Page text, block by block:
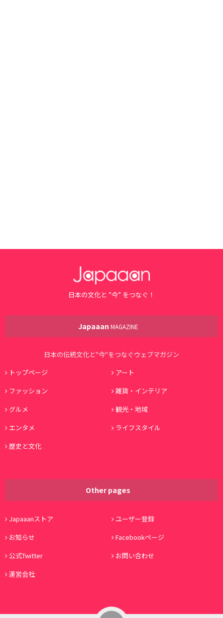
日本の文化と ”今” をつなぐ！
Japaaan MAGAZINE
日本の伝統文化と"今"をつなぐウェブマガジン
トップページ
アート
ファッション
雑貨・インテリア
グルメ
観光・地域
エンタメ
ライフスタイル
歴史と文化
Other pages
Japaaanストア
ユーザー登録
お知らせ
Facebookページ
公式Twitter
お問い合わせ
運営会社